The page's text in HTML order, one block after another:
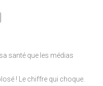
santé que les médias
! Le chiffre qui choque.